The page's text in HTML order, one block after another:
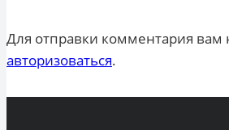
Для отправки комментария
авторизоваться.